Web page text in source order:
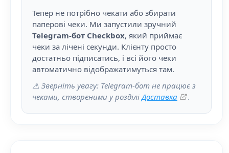
Тепер не потрібно чекати або збирати
паперові чеки. Ми запустили зручний
Telegram-бот Checkbox, який приймає
чеки за лічені секунди. Клієнту просто
достатньо підписатись, і всі його чеки
автоматично відображатимуться там.
⚠️ Зверніть увагу: Telegram-бот не працює з
чеками, створеними у розділіДоставка .